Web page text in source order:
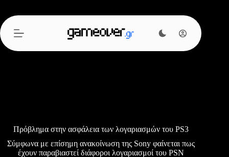
περιεχόμενο
Πρόβλημα στην ασφάλεια των λογαριασμών του PS3
Σύμφωνα με επίσημη ανακοίνωση της Sony φαίνεται πως
έχουν παραβιαστεί διάφοροι λογαριασμοί του PSN